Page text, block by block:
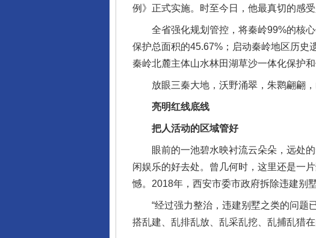
例》正式实施。时至今日，他最真切的感
全省强化规划管控，将秦岭99%的核心
保护总面积的45.67%；启动秦岭地区历史
秦岭北麓主体山水林田湖草沙一体化保护
放眼三秦大地，沃野涌翠，朱鹮翩翩，
亮明红线底线
把人活动的区域管好
眼前的一池碧水映衬流云朵朵，远处的
闲娱乐的好去处。曾几何时，这里还是一
憾。2018年，西安市委市政府拆除违建别
“经过强力整治，违建别墅之类的问题已
搭乱建、乱排乱放、乱采乱挖、乱捕乱猎